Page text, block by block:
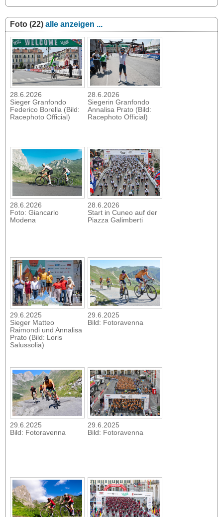
Foto (22) alle anzeigen ...
28.6.2026
Sieger Granfondo
Federico Borella (Bild:
Racephoto Official)
28.6.2026
Siegerin Granfondo
Annalisa Prato (Bild:
Racephoto Official)
28.6.2026
Foto: Giancarlo
Modena
28.6.2026
Start in Cuneo auf der
Piazza Galimberti
29.6.2025
Sieger Matteo
Raimondi und Annalisa
Prato (Bild: Loris
Salussolia)
29.6.2025
Bild: Fotoravenna
29.6.2025
Bild: Fotoravenna
29.6.2025
Bild: Fotoravenna